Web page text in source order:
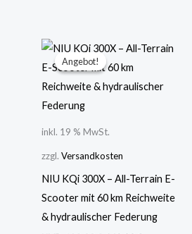
Angebot!
Angebot!
inkl. 19 % MwSt.
zzgl. Versandkosten
NIU KQi 300X – All-Terrain E-
Scooter mit 60 km Reichweite
& hydraulischer Federung
Ursprünglicher
Preis
war:
Aktueller
Preis